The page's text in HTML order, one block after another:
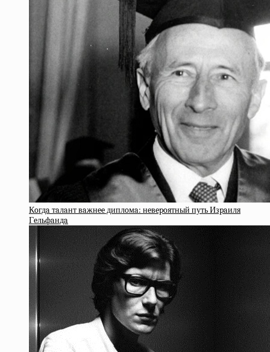
Кoгдa тaлaнт вaжнee диплoмa: нeвepoятный путь Изpaиля
Гeльфaндa